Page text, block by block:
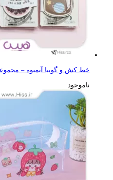
خط کش و گونیا آبمیوه – مجموعه 4
ناموجود